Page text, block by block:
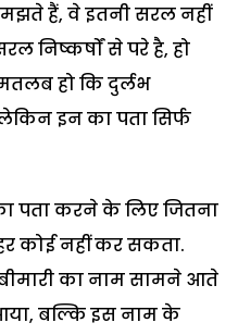
हैं, वे इतनी सरल नहीं
निष्कर्षों से परे है, हो
हो कि दुर्लभ
लेकिन इन का पता सिर्फ
पता करने के लिए जितना
कोई नहीं कर सकता.
का नाम सामने आते
बल्कि इस नाम के